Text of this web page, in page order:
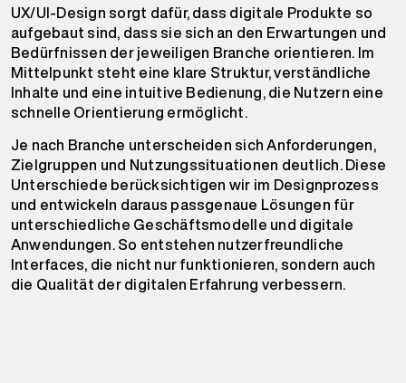
UX/UI-Design sorgt dafür, dass digitale Produkte so
aufgebaut sind, dass sie sich an den Erwartungen und
Bedürfnissen der jeweiligen Branche orientieren. Im
Mittelpunkt steht eine klare Struktur, verständliche
Inhalte und eine intuitive Bedienung, die Nutzern eine
schnelle Orientierung ermöglicht.
Je nach Branche unterscheiden sich Anforderungen,
Zielgruppen und Nutzungssituationen deutlich. Diese
Unterschiede berücksichtigen wir im Designprozess
und entwickeln daraus passgenaue Lösungen für
unterschiedliche Geschäftsmodelle und digitale
Anwendungen. So entstehen nutzerfreundliche
Interfaces, die nicht nur funktionieren, sondern auch
die Qualität der digitalen Erfahrung verbessern.